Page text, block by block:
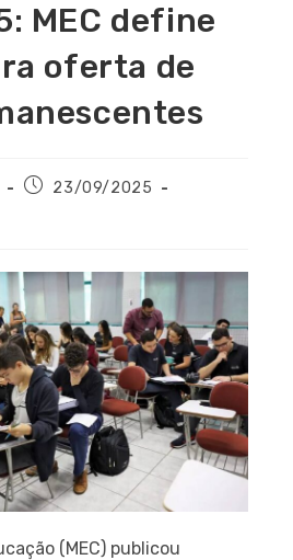
MEC define
oferta de
23/09/2025
(MEC) publicou